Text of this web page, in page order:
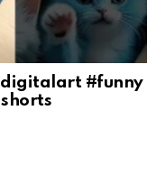
#funny